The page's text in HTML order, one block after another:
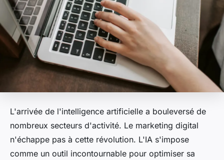
L'arrivée de l'intelligence artificielle a bouleversé de
nombreux secteurs d'activité. Le marketing digital
n'échappe pas à cette révolution. L'IA s'impose
comme un outil incontournable pour optimiser sa